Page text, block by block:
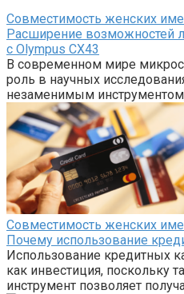
Совместимость женских
Расширение возможностей
с Olympus CX43
В современном мире
роль в научных
незаменимым
Совместимость женских
Почему использование
Использование кредитных
как инвестиция, поскольку
инструмент позволяет